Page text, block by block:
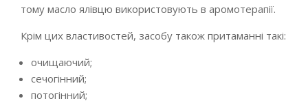
тому масло ялівцю використовують в аромотерапії.
Крім цих властивостей, засобу також притаманні такі:
очищаючий;
сечогінний;
потогінний;